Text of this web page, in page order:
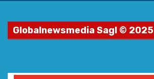
Globalnewsmedia Sagl © 2025